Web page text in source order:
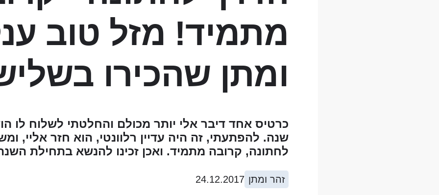
מתמיד! מזל טוב
ומתן שהכירו
כרטיס אחד דיבר אלי יותר מכולם והחלטתי לשלוח לו
שנה. להפתעתי, זה היה עדיין רלוונטי, הוא חזר אליי,
לחתונה, קרובה מתמיד. ואכן זכינו להנשא בתחילת
זהר ומתן 24.12.2017